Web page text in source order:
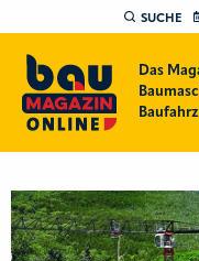
SUCHE
Das